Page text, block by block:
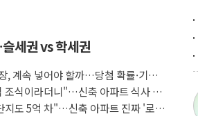
세권 vs 학세권
, 계속 넣어야 할까…당첨 확률·기회
조식이라더니"…신축 아파트 식사 서
지도 5억 차"…신축 아파트 진짜 '로얄